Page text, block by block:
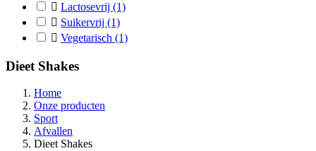
 Lactosevrij (1)
 Suikervrij (1)
 Vegetarisch (1)
Dieet Shakes
Home
Onze producten
Sport
Afvallen
Dieet Shakes